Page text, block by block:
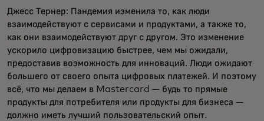
Джесс Тернер: Пандемия изменила то, как люди
взаимодействуют с сервисами и продуктами, а также то,
как они взаимодействуют друг с другом. Это изменение
ускорило цифровизацию быстрее, чем мы ожидали,
предоставив возможность для инноваций. Люди ожидают
большего от своего опыта цифровых платежей. И поэтому
всё, что мы делаем в Mastercard — будь то прямые
продукты для потребителя или продукты для бизнеса —
должно иметь лучший пользовательский опыт.